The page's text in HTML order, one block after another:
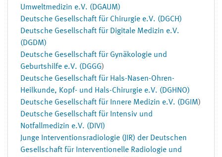
Umweltmedizin e.V. (DGAUM)
Deutsche Gesellschaft für Chirurgie e.V. (DGCH)
Deutsche Gesellschaft für Digitale Medizin e.V.
(DGDM)
Deutsche Gesellschaft für Gynäkologie und
Geburtshilfe e.V. (DGGG)
Deutsche Gesellschaft für Hals-Nasen-Ohren-
Heilkunde, Kopf- und Hals-Chirurgie e.V. (DGHNO)
Deutsche Gesellschaft für Innere Medizin e.V. (DGIM)
Deutsche Gesellschaft für Intensiv und
Notfallmedizin e.V. (DIVI)
Junge Interventionsradiologie (JIR) der Deutschen
Gesellschaft für Interventionelle Radiologie und